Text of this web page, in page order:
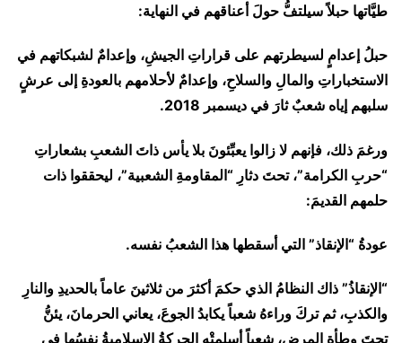
طيَّاتها حبلاً سيلتفُّ حولَ أعناقهم في النهاية:
حبلُ إعدامٍ لسيطرتهم على قراراتِ الجيشِ، وإعدامٌ لشبكاتهم في
الاستخباراتِ والمالِ والسلاحِ، وإعدامٌ لأحلامهم بالعودةِ إلى عرشٍ
سلبهم إياه شعبٌ ثارَ في ديسمبر 2018.
ورغمَ ذلك، فإنهم لا زالوا يعبِّئونَ بلا يأس ذاتَ الشعبِ بشعاراتِ
“حربِ الكرامة”، تحتَ دثارِ “المقاومةِ الشعبية”، ليحققوا ذات
حلمهم القديمَ:
عودةُ “الإنقاذ” التي أسقطها هذا الشعبُ نفسه.
“الإنقاذُ” ذاك النظامُ الذي حكمَ أكثرَ من ثلاثينَ عاماً بالحديدِ والنارِ
والكذبِ، ثم تركَ وراءهُ شعباً يكابدُ الجوعَ، يعاني الحرمانَ، يئنُّ
تحتَ وطأةِ المرضِ، شعباً أسلمتْه الحركةُ الإسلاميةُ نفسُها في